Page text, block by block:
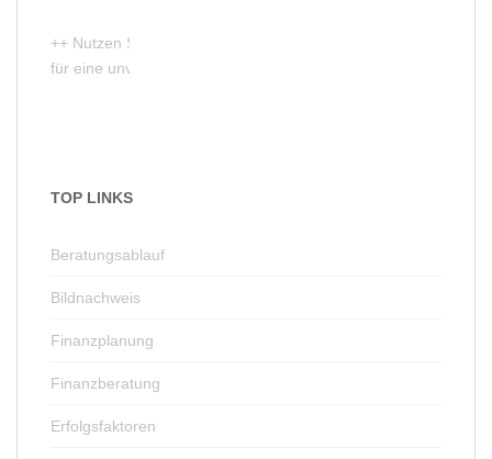
++ Nutzen Sie unser Kontaktformular
für eine unverbindliche Erstberatung ++
TOP LINKS
Beratungsablauf
Bildnachweis
Finanzplanung
Finanzberatung
Erfolgsfaktoren